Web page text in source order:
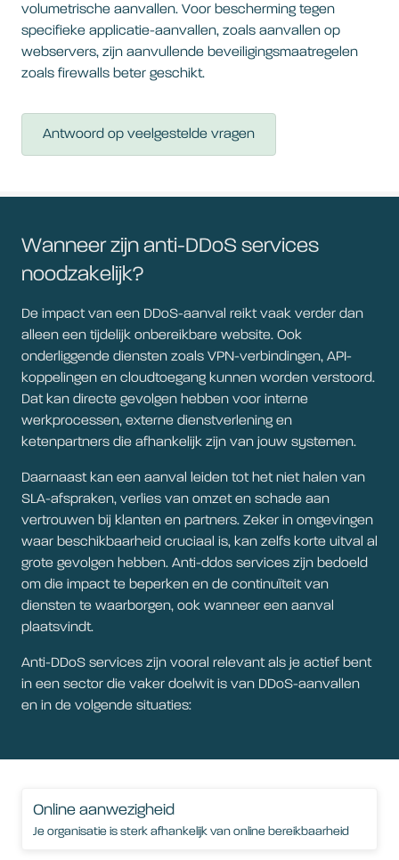
volumetrische aanvallen. Voor bescherming tegen
specifieke applicatie-aanvallen, zoals aanvallen op
webservers, zijn aanvullende beveiligingsmaatregelen
zoals firewalls beter geschikt.
Antwoord op veelgestelde vragen
Wanneer zijn anti-DDoS services
noodzakelijk?
De impact van een DDoS-aanval reikt vaak verder dan
alleen een tijdelijk onbereikbare website. Ook
onderliggende diensten zoals VPN-verbindingen, API-
koppelingen en cloudtoegang kunnen worden verstoord.
Dat kan directe gevolgen hebben voor interne
werkprocessen, externe dienstverlening en
ketenpartners die afhankelijk zijn van jouw systemen.
Daarnaast kan een aanval leiden tot het niet halen van
SLA-afspraken, verlies van omzet en schade aan
vertrouwen bij klanten en partners. Zeker in omgevingen
waar beschikbaarheid cruciaal is, kan zelfs korte uitval al
grote gevolgen hebben. Anti-ddos services zijn bedoeld
om die impact te beperken en de continuïteit van
diensten te waarborgen, ook wanneer een aanval
plaatsvindt.
Anti-DDoS services zijn vooral relevant als je actief bent
in een sector die vaker doelwit is van DDoS-aanvallen
en in de volgende situaties:
Online aanwezigheid
Je organisatie is sterk afhankelijk van online bereikbaarheid